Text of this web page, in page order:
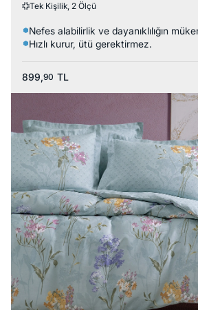
Tek Kişilik, 2 Ölçü
Nefes alabilirlik ve dayanıklılığın
Hızlı kurur, ütü gerektirmez.
899,90 TL